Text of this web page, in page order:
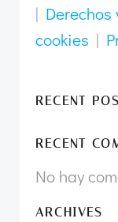
| Derechos
cookies |
RECENT
RECENT
No hay
ARCHIVES